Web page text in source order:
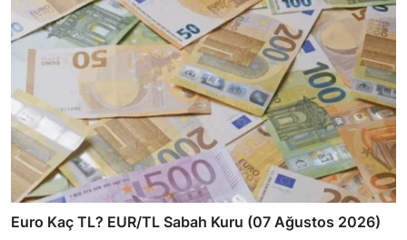
Euro Kaç TL? EUR/TL Sabah Kuru (07 Ağustos 2026)